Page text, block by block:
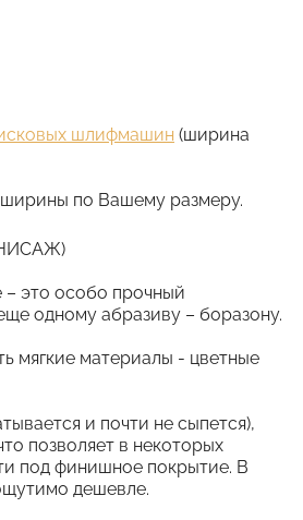
шлифмашин (ширина
по Вашему размеру.
– это особо прочный
одному абразиву – боразону.
мягкие материалы - цветные
и почти не сыпется),
позволяет в некоторых
под финишное покрытие. В
дешевле.